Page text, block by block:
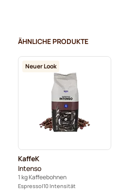
Kaffeebohnen von Garibaldi
Kaffeebohnen von Gimoka
Espresso-Kaffeebohnen von
ÄHNLICHE PRODUKTE
Neuer Look
KaffeK
Intenso
1 kg Kaffeebohnen
Espresso 10 Intensität